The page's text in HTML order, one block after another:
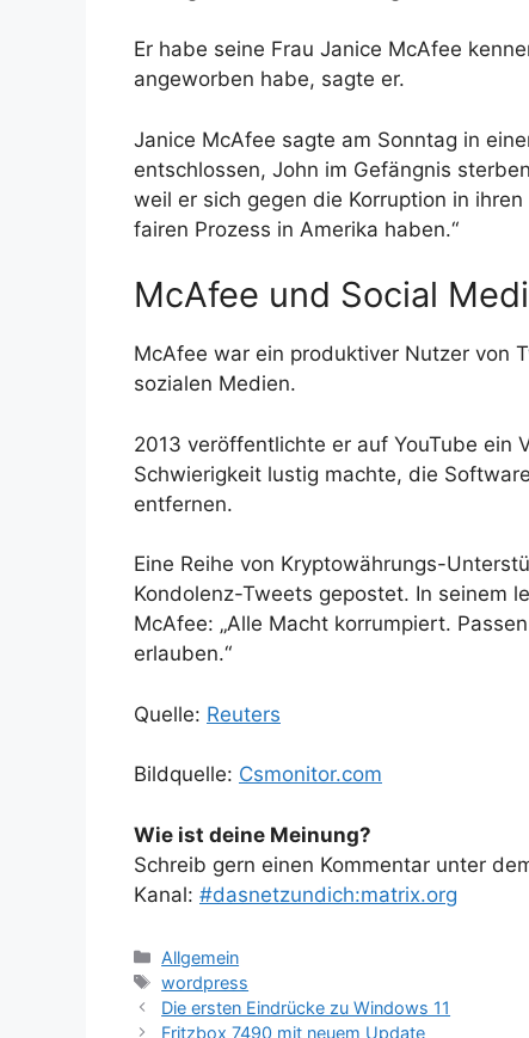
Er habe seine Frau Janice McAfee
angeworben habe, sagte er.
Janice McAfee sagte am Sonntag in
entschlossen, John im Gefängnis
weil er sich gegen die Korruption in
fairen Prozess in Amerika haben.“
McAfee und Social
McAfee war ein produktiver Nutzer von
sozialen Medien.
2013 veröffentlichte er auf YouTube ein
Schwierigkeit lustig machte, die
entfernen.
Eine Reihe von Kryptowährungs-
Kondolenz-Tweets gepostet. In seinem
McAfee: „Alle Macht korrumpiert.
erlauben.“
Quelle: Reuters
Bildquelle: Csmonitor.com
Wie ist deine Meinung?
Schreib gern einen Kommentar unter
Kanal: #dasnetzundich:matrix.org
Kategorien
Allgemein
Schlagwörter
wordpress
Die ersten Eindrücke zu Windows 11
Fritzbox 7490 mit neuem Update